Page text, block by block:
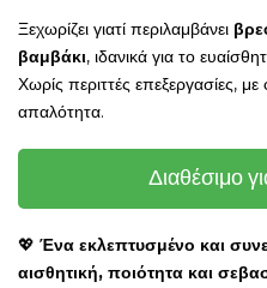
Ξεχωρίζει γιατί περιλαμβάνει
βαμβάκι, ιδανικά για το
Χωρίς περιττές επεξεργασίες, με
απαλότητα.
Διαθέσιμο
💖 Ένα εκλεπτυσμένο και
αισθητική, ποιότητα και